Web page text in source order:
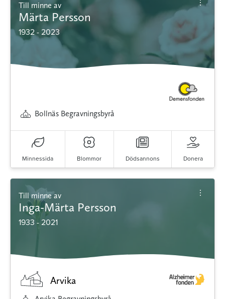
Till minne av
Märta Persson
1932 - 2023
Bollnäs Begravningsbyrå
Minnessida Blommor Dödsannons Donera
Till minne av
Inga-Märta Persson
1933 - 2021
Arvika